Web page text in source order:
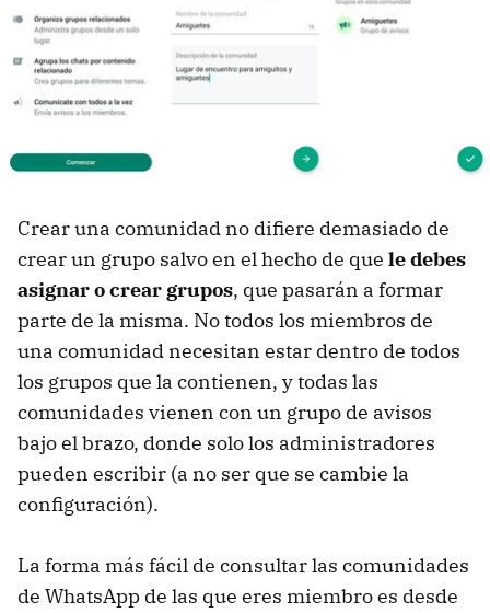
Crear una comunidad no difiere demasiado de
crear un grupo salvo en el hecho de que le debes
asignar o crear grupos, que pasarán a formar
parte de la misma. No todos los miembros de
una comunidad necesitan estar dentro de todos
los grupos que la contienen, y todas las
comunidades vienen con un grupo de avisos
bajo el brazo, donde solo los administradores
pueden escribir (a no ser que se cambie la
configuración).
La forma más fácil de consultar las comunidades
de WhatsApp de las que eres miembro es desde